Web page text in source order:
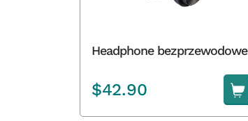
Headphone bezprzewodowe
$42.90